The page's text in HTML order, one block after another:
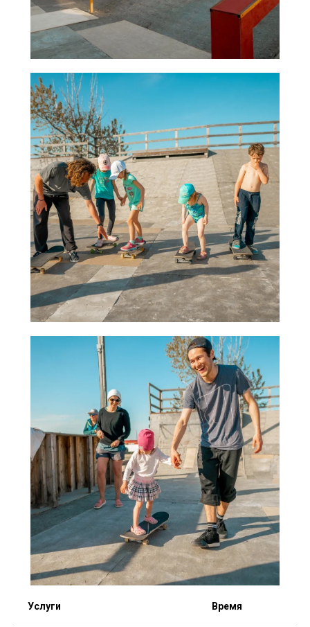
Услуги Время